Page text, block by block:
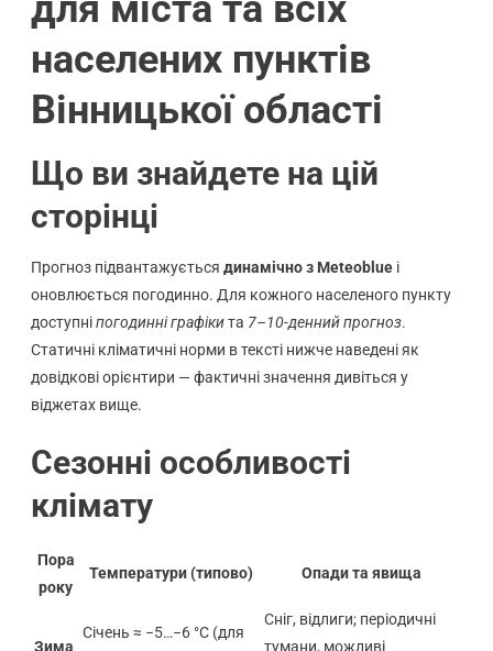
населених пунктів
Вінницької області
Що ви знайдете на цій
сторінці
Прогноз підвантажується динамічно з Meteoblueі
оновлюється погодинно. Для кожного населеного пункту
доступніпогодинні графікита 7–10-денний прогноз.
Статичні кліматичні норми в тексті нижче наведені як
довідкові орієнтири — фактичні значення дивіться у
віджетах вище.
Сезонні особливості
клімату
Пора
року
Температури (типово) Опади та явища
Зима
Січень ≈ −5…−6 °C (для
Сніг, відлиги; періодичні
тумани, можливі